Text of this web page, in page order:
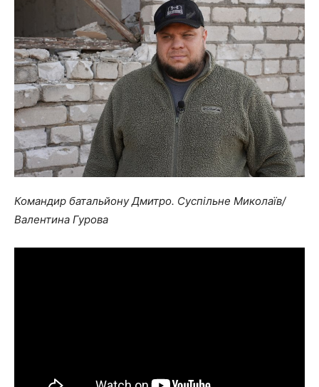
Командир батальйону Дмитро. Суспільне Миколаїв/
Валентина Гурова